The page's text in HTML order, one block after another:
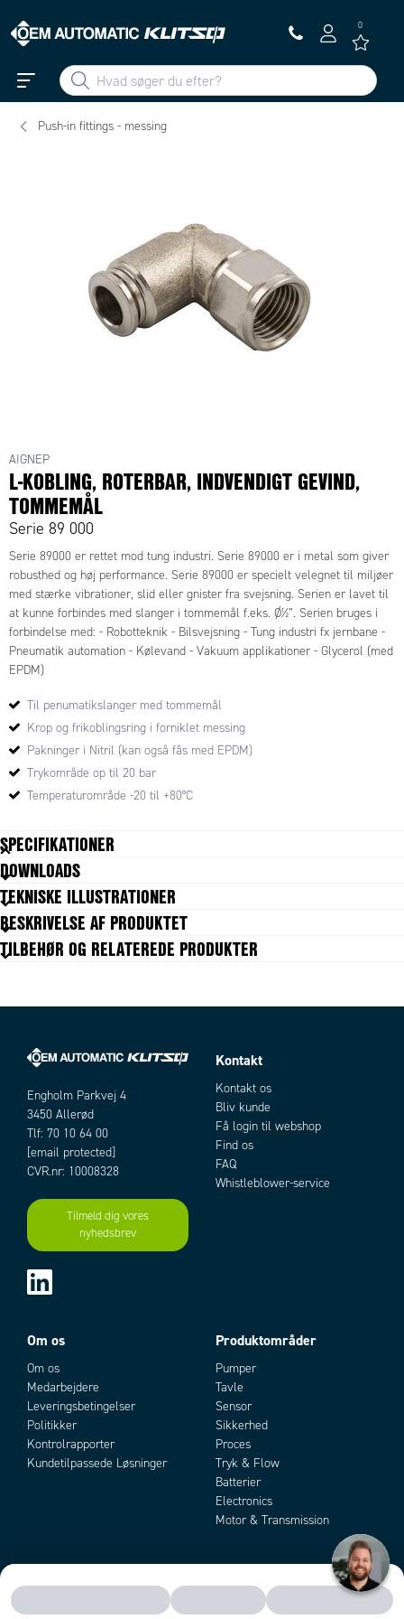
0
Push-in fittings - messing
AIGNEP
L-KOBLING, ROTERBAR, INDVENDIGT GEVIND,
TOMMEMÅL
Serie 89 000
Serie 89000 er rettet mod tung industri. Serie 89000 er i metal som giver
robusthed og høj performance. Serie 89000 er specielt velegnet til miljøer
med stærke vibrationer, slid eller gnister fra svejsning. Serien er lavet til
at kunne forbindes med slanger i tommemål f.eks. Ø½”. Serien bruges i
forbindelse med: - Robotteknik - Bilsvejsning - Tung industri fx jernbane -
Pneumatik automation - Kølevand - Vakuum applikationer - Glycerol (med
EPDM)
Til penumatikslanger med tommemål
Krop og frikoblingsring i forniklet messing
Pakninger i Nitril (kan også fås med EPDM)
Trykområde op til 20 bar
Temperaturområde -20 til +80°C
SPECIFIKATIONER
Godkendelser
Materiale body
Materiale frikoblingsring Forniklet messing
Slangediameter 5/32"-slang
Temperaturområde til
Trykområde max 20 bar
Trykområde min -0,99 bar
DOWNLOADS
TEKNISKE ILLUSTRATIONER
BESKRIVELSE AF PRODUKTET
TILBEHØR OG RELATEREDE PRODUKTER
Add to existing cart row
Engholm Parkvej 4
3450 Allerød
Tlf: 70 10 64 00
[email protected]
CVR.nr: 10008328
Tilmeld dig vores
nyhedsbrev
Kontakt
Kontakt os
Bliv kunde
Få login til webshop
Find os
FAQ
Whistleblower-service
Om os
Om os
Medarbejdere
Leveringsbetingelser
Politikker
Kontrolrapporter
Kundetilpassede Løsninger
Produktområder
Pumper
Tavle
Sensor
Sikkerhed
Proces
Tryk & Flow
Batterier
Electronics
Motor & Transmission